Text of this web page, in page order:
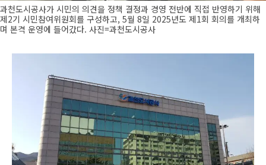
과천도시공사가 시민의 의견을 정책 결정과 경영 전반에 직접 반영하기 위해
제2기 시민참여위원회를 구성하고, 5월 8일 2025년도 제1회 회의를 개최하
며 본격 운영에 들어갔다. 사진=과천도시공사